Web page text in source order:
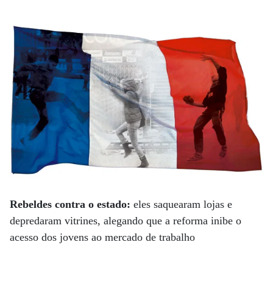
Rebeldes contra o estado: eles saquearam lojas e
depredaram vitrines, alegando que a reforma inibe o
acesso dos jovens ao mercado de trabalho